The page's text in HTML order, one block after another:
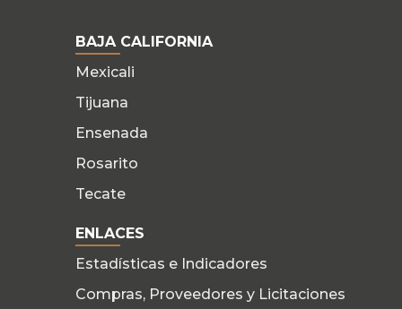
BAJA CALIFORNIA
Mexicali
Tijuana
Ensenada
Rosarito
Tecate
ENLACES
Estadísticas e Indicadores
Compras, Proveedores y Licitaciones